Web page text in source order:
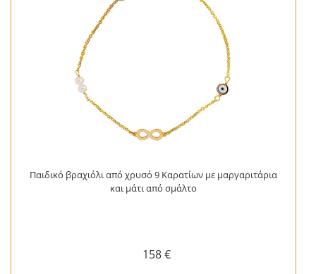
Παιδικό βραχιόλι από χρυσό 9 Καρατίων με μαργαριτάρια
και μάτι από σμάλτο
158 €